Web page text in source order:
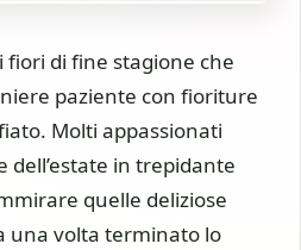
fiori di fine stagione che
paziente con fioriture
Molti appassionati
in trepidante
quelle deliziose
una volta terminato lo